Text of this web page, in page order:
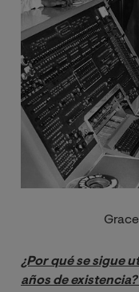
¿Por qué se sigue
años de existencia?